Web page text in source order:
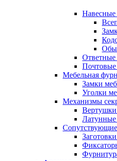
Навесные
Почтовые
Мебельная
Замки
Уголки
Механизмы
Вертушки
Латунные